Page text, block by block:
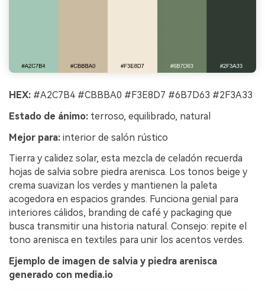
HEX: #A2C7B4 #CBBBA0 #F3E8D7 #6B7D63 #2F3A33
Estado de ánimo: terroso, equilibrado, natural
Mejor para: interior de salón rústico
Tierra y calidez solar, esta mezcla de celadón recuerda
hojas de salvia sobre piedra arenisca. Los tonos beige y
crema suavizan los verdes y mantienen la paleta
acogedora en espacios grandes. Funciona genial para
interiores cálidos, branding de café y packaging que
busca transmitir una historia natural. Consejo: repite el
tono arenisca en textiles para unir los acentos verdes.
Ejemplo de imagen de salvia y piedra arenisca
generado con media.io